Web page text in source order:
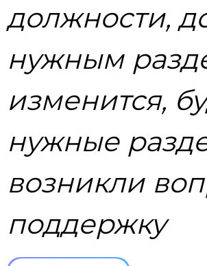
должности,
нужным
изменится,
нужные
возникли
поддержку